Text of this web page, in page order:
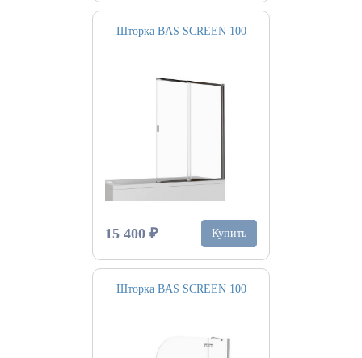
Шторка BAS SCREEN 100
15 400 ₽ Купить
Шторка BAS SCREEN 100